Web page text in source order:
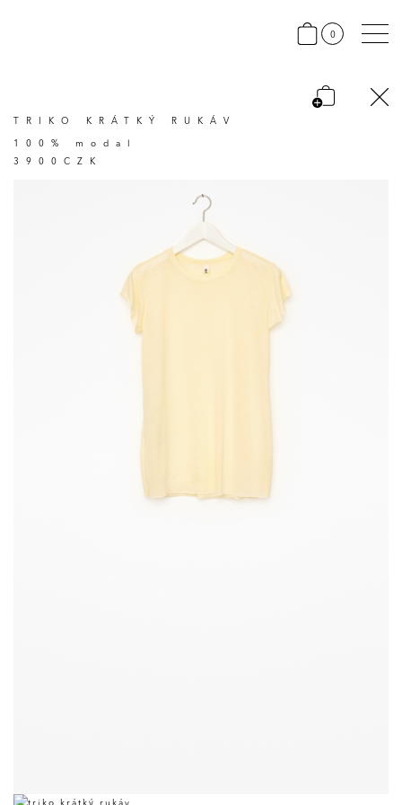
0
TRIKO KRÁTKÝ RUKÁV
100% modal
3900CZK